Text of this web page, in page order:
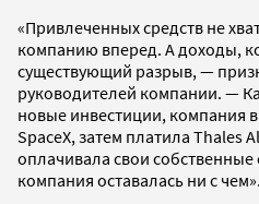
«Привлеченных средств не
компанию вперед. А доходы,
существующий разрыв, —
руководителей компании. —
новые инвестиции, компания
SpaceX, затем платила Thales
оплачивала свои собственные
компания оставалась ни с чем».